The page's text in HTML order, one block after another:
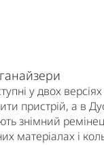
у двох
пристрій, а в
знімний
матеріалах і